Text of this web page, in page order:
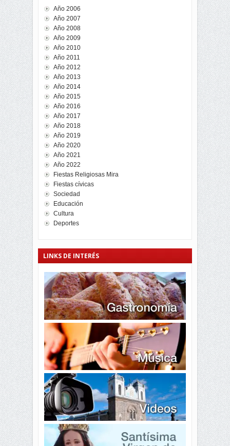
Año 2006
Año 2007
Año 2008
Año 2009
Año 2010
Año 2011
Año 2012
Año 2013
Año 2014
Año 2015
Año 2016
Año 2017
Año 2018
Año 2019
Año 2020
Año 2021
Año 2022
Fiestas Religiosas Mira
Fiestas cívicas
Sociedad
Educación
Cultura
Deportes
LINKS DE INTERÉS